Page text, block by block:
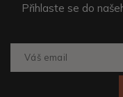
Přihlaste se do